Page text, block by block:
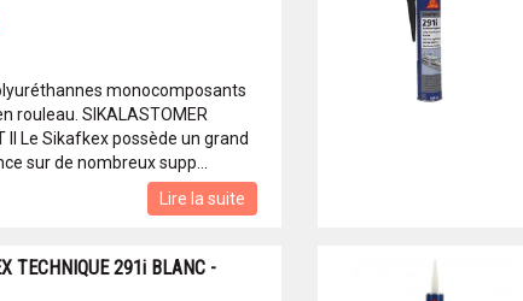
monocomposants
rouleau. SIKALASTOMER
II Le Sikafkex possède un grand
sur de nombreux supp...
Lire la suite
TECHNIQUE 291i BLANC -